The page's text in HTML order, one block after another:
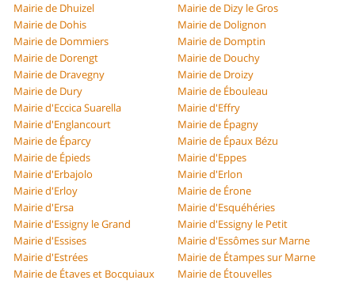
Mairie de Dhuizel
Mairie de Dizy le Gros
Mairie de Dohis
Mairie de Dolignon
Mairie de Dommiers
Mairie de Domptin
Mairie de Dorengt
Mairie de Douchy
Mairie de Dravegny
Mairie de Droizy
Mairie de Dury
Mairie de Ébouleau
Mairie d'Eccica Suarella
Mairie d'Effry
Mairie d'Englancourt
Mairie de Épagny
Mairie de Éparcy
Mairie de Épaux Bézu
Mairie de Épieds
Mairie d'Eppes
Mairie d'Erbajolo
Mairie d'Erlon
Mairie d'Erloy
Mairie de Érone
Mairie d'Ersa
Mairie d'Esquéhéries
Mairie d'Essigny le Grand
Mairie d'Essigny le Petit
Mairie d'Essises
Mairie d'Essômes sur Marne
Mairie d'Estrées
Mairie de Étampes sur Marne
Mairie de Étaves et Bocquiaux
Mairie de Étouvelles